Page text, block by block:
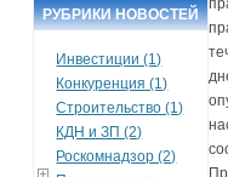
РУБРИКИ НОВОСТЕЙ
Инвестиции (1)
Конкуренция (1)
Строительство (1)
КДН и ЗП (2)
Роскомнадзор (2)